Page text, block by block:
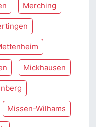
Merching
Mickhausen
Missen-Wilhams